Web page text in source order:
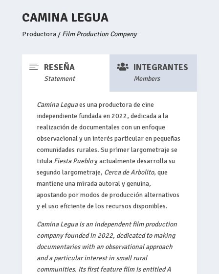
CAMINA LEGUA
Productora /Film Production Company
 RESEÑA
Statement
 INTEGRANTES
Members
Camina Leguaes una productora de cine
independiente fundada en 2022, dedicada a la
realización de documentales con un enfoque
observacional y un interés particular en pequeñas
comunidades rurales. Su primer largometraje se
titula Fiesta Puebloy actualmente desarrolla su
segundo largometraje, Cerca de Arbolito, que
mantiene una mirada autoral y genuina,
apostando por modos de producción alternativos
y el uso eficiente de los recursos disponibles.
Camina Legua is an independent film production
company founded in 2022, dedicated to making
documentaries with an observational approach
and a particular interest in small rural
communities. Its first feature film is entitled A